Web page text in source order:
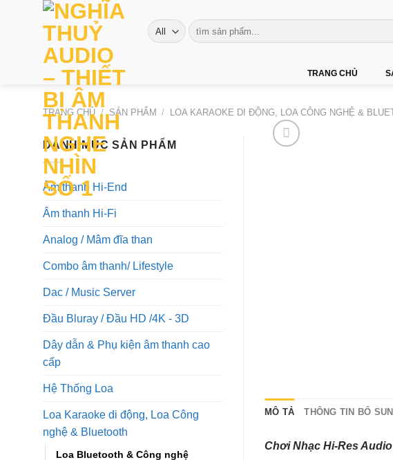
Tìm
kiếm:
TRANG CHỦ
TRANG CHỦ / SẢN PHẨM / LOA KARAOKE DI ĐỘNG, LOA CÔNG NGHỆ &
DANH MỤC SẢN PHẨM
Âm thanh Hi-End
Âm thanh Hi-Fi
Analog / Mâm đĩa than
Combo âm thanh/ Lifestyle
Dac / Music Server
Đầu Bluray / Đầu HD /4K - 3D
Dây dẫn & Phụ kiện âm thanh cao
cấp
Hệ Thống Loa
Loa Karaoke di động, Loa Công
nghệ & Bluetooth
Loa Bluetooth & Công nghệ
MÔ TẢ THÔNG TIN BỔ
Chơi Nhạc Hi-Res